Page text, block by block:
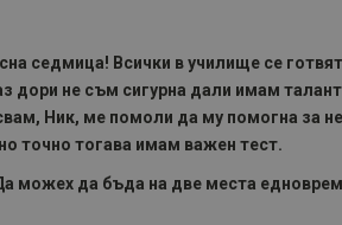
седмица! Всички в училище се
дори не съм сигурна дали имам
Ник, ме помоли да му помогна за
но точно тогава имам важен тест.
можех да бъда на две места